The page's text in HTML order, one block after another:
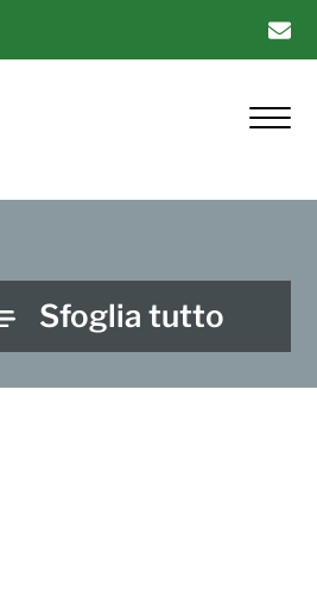
Sfoglia tutto